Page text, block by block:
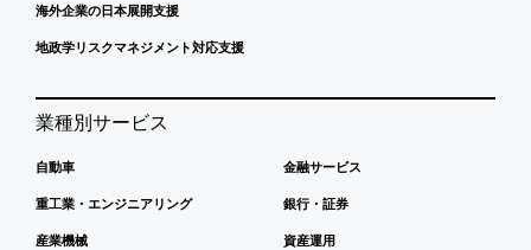
海外企業の日本展開支援
地政学リスクマネジメント対応支援
業種別サービス
自動車
重工業・エンジニアリング
産業機械
金融サービス
銀行・証券
資産運用